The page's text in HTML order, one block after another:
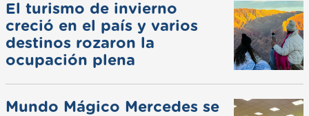
El turismo de invierno
creció en el país y varios
destinos rozaron la
ocupación plena
Mundo Mágico Mercedes se